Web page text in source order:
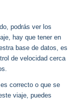
podrás ver los
hay que tener en
base de datos, es
de velocidad cerca
correcto o que se
viaje, puedes